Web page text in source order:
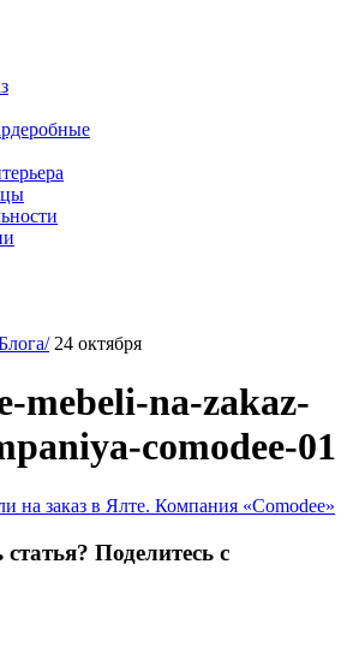
24 октября
mebeli-na-zakaz-
comodee-01
Поделитесь с